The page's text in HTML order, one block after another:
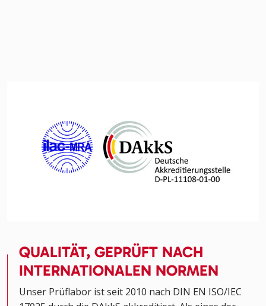
QUALITÄT, GEPRÜFT NACH
INTERNATIONALEN NORMEN
Unser Prüflabor ist seit 2010 nach DIN EN ISO/IEC